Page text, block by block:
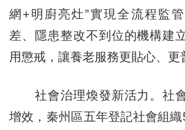
網+明廚亮灶”實現全流程監
差、隱患整改不到位的機構建
用懲戒，讓養老服務更貼心、更
社會治理煥發新活力。社
增效，秦州區五年登記社會組